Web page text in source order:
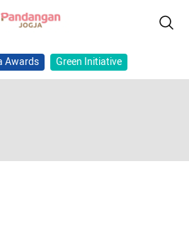
Awards Green Initiative